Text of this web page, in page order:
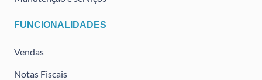
FUNCIONALIDADES
Vendas
Notas Fiscais